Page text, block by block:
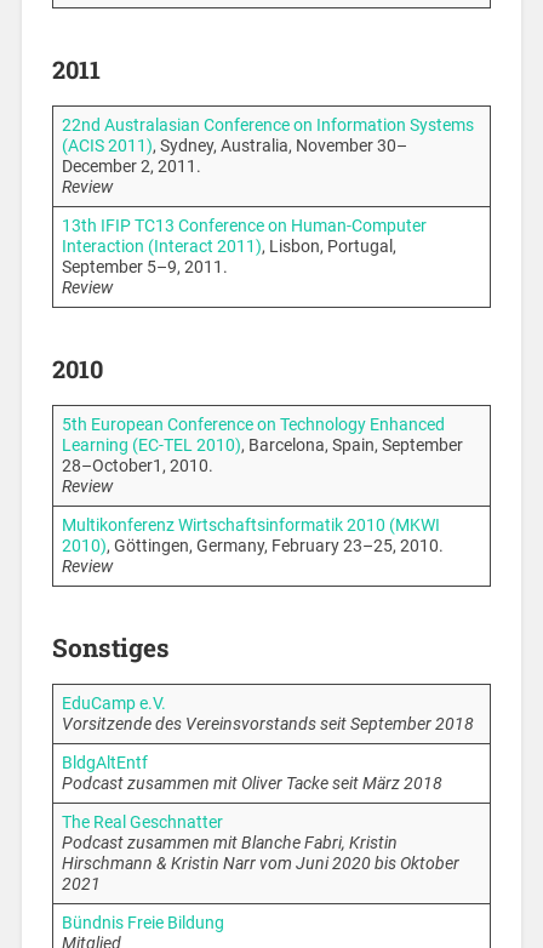
2011
22nd Australasian Conference on Information Systems
(ACIS 2011), Sydney, Australia, November 30–
December 2, 2011.
Review
13th IFIP TC13 Conference on Human-Computer
Interaction (Interact 2011), Lisbon, Portugal,
September 5–9, 2011.
Review
2010
5th European Conference on Technology Enhanced
Learning (EC-TEL 2010), Barcelona, Spain, September
28–October1, 2010.
Review
Multikonferenz Wirtschaftsinformatik 2010 (MKWI
2010), Göttingen, Germany, February 23–25, 2010.
Review
Sonstiges
EduCamp e.V.
Vorsitzende des Vereinsvorstands seit September 2018
BldgAltEntf
Podcast zusammen mit Oliver Tacke seit März 2018
The Real Geschnatter
Podcast zusammen mit Blanche Fabri, Kristin
Hirschmann & Kristin Narr vom Juni 2020 bis Oktober
2021
Bündnis Freie Bildung
Mitglied